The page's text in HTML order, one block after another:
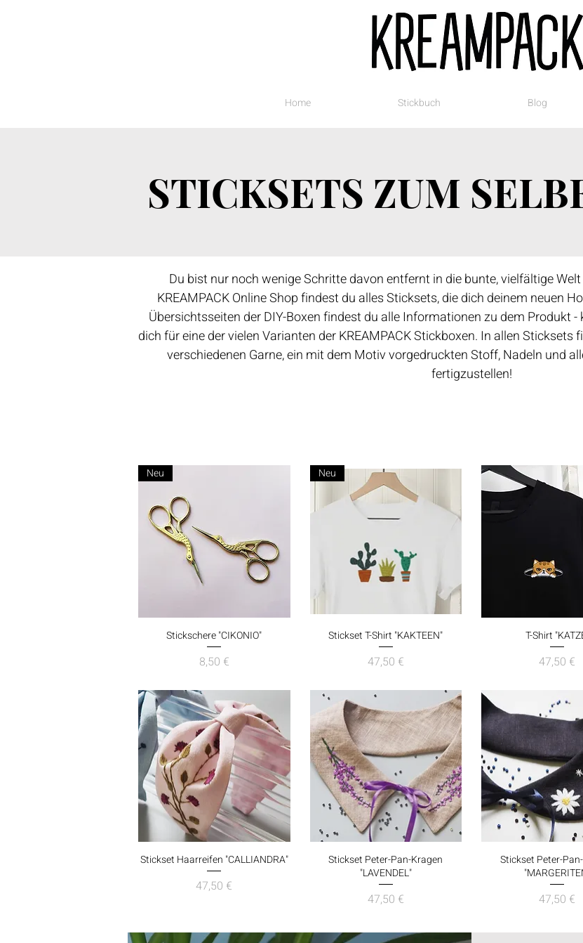
Home Stickbuch Blog
STICKSETS ZUM
Du bist nur noch wenige Schritte davon entfernt in die bunte, vielfältige
KREAMPACK Online Shop findest du alles Sticksets, die dich deinem neuen
Übersichtsseiten der DIY-Boxen findest du alle Informationen zu dem Produkt
dich für eine der vielen Varianten der KREAMPACK Stickboxen. In allen Sticksets
verschiedenen Garne, ein mit dem Motiv vorgedruckten Stoff, Nadeln und
fertigzustellen!
Schnellansicht
Neu
Stickschere "CIKONIO"
Preis
8,50 €
Schnellansicht
Neu
Stickset T-Shirt "KAKTEEN"
Preis
47,50 €
T-Shirt
Preis
47,50 €
Schnellansicht
Stickset Haarreifen "CALLIANDRA"
Preis
47,50 €
Schnellansicht
Stickset Peter-Pan-Kragen
"LAVENDEL"
Preis
47,50 €
Stickset Peter-
Preis
47,50 €